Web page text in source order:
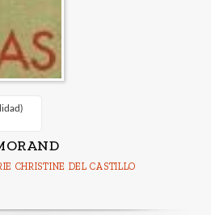
CHRISTINE DEL CASTILLO